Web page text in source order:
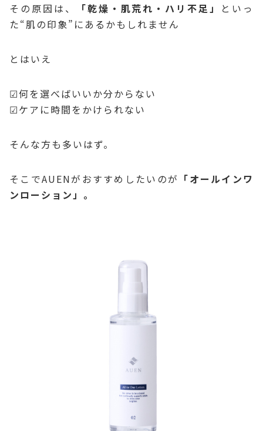
その原因は、 「乾燥・肌荒れ・ハリ不足」
といっ
た“肌の印象”にあるかもしれません
とはいえ
☑何を選べばいいか分からない
☑ケアに時間をかけられない
そんな方も多いはず。
そこでAUENがおすすめしたいのが 「オールインワ
ンローション」。